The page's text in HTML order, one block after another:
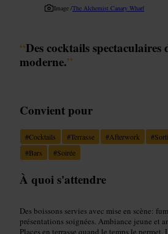
Image /The Alchemist Canary Wharf
“Des cocktails spectaculaires
moderne.”
Convient pour
#Cocktails #Terrasse #Afterwork #
#Bars #Soirée
À quoi s'attendre
Des boissons servies avec mise en scène:
présentations soignées. Ambiance jeune et
Places en terrasse quand le temps le permet.